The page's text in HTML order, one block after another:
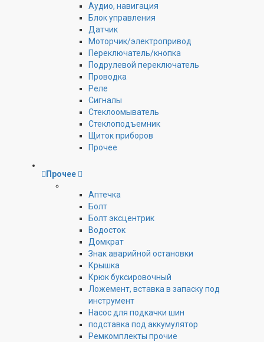
Аудио, навигация
Блок управления
Датчик
Моторчик/электропривод
Переключатель/кнопка
Подрулевой переключатель
Проводка
Реле
Сигналы
Стеклоомыватель
Стеклоподъемник
Щиток приборов
Прочее
Прочее
Аптечка
Болт
Болт эксцентрик
Водосток
Домкрат
Знак аварийной остановки
Крышка
Крюк буксировочный
Ложемент, вставка в запаску под
инструмент
Насос для подкачки шин
подставка под аккумулятор
Ремкомплекты прочие